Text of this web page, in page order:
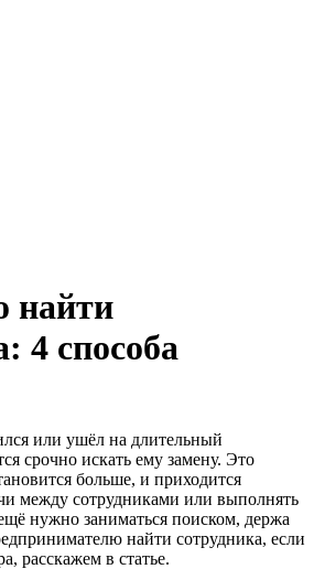
найти
4 способа
или ушёл на длительный
срочно искать ему замену. Это
больше, и приходится
между сотрудниками или выполнять
нужно заниматься поиском, держа
найти сотрудника, если
расскажем в статье.